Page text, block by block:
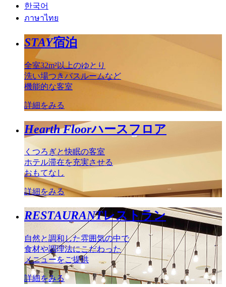
한국어
ภาษาไทย
STAY宿泊
全室32m²以上のゆとり
洗い場つきバスルームなど
機能的な客室
詳細をみる
Hearth Floorハースフロア
くつろぎと快眠の客室
ホテル滞在を充実させる
おもてなし
詳細をみる
RESTAURANTレストラン
自然と調和した雰囲気の中で
食材や調理法にこだわった
メニューをご提供
詳細をみる